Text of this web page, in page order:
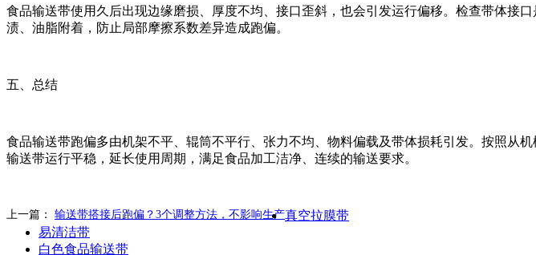
食品输送带使用久后出现边缘磨损、厚度不均、接口歪斜，也会引发运行偏移。检查带体接
渍、油脂附着，防止局部摩擦系数差异造成跑偏。
五、总结
食品输送带跑偏多由机架不平、辊筒不平行、张力不均、物料偏载及带体损耗引发。按照从
输送带运行平稳，延长使用周期，满足食品加工洁净、连续的输送要求。
上一篇： 输送带搭接后跑偏？3个调整方法，不影响生产真空拉膜带
易清洁带
白色食品输送带